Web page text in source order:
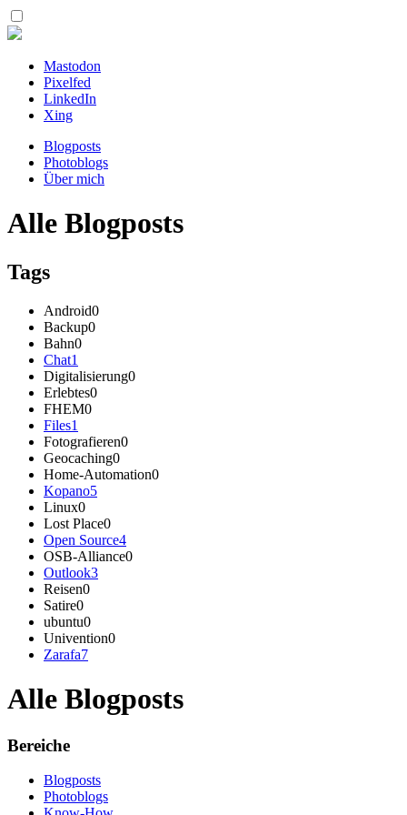
Mastodon
Pixelfed
LinkedIn
Xing
Blogposts
Photoblogs
Über mich
Alle Blogposts
Tags
Android0
Backup0
Bahn0
Chat1
Digitalisierung0
Erlebtes0
FHEM0
Files1
Fotografieren0
Geocaching0
Home-Automation0
Kopano5
Linux0
Lost Place0
Open Source4
OSB-Alliance0
Outlook3
Reisen0
Satire0
ubuntu0
Univention0
Zarafa7
Alle Blogposts
Bereiche
Blogposts
Photoblogs